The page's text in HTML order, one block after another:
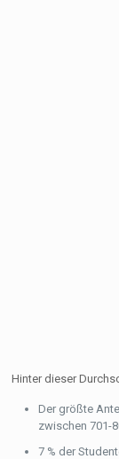
Hinter dieser
Der größte
zwischen 701-
7 % der